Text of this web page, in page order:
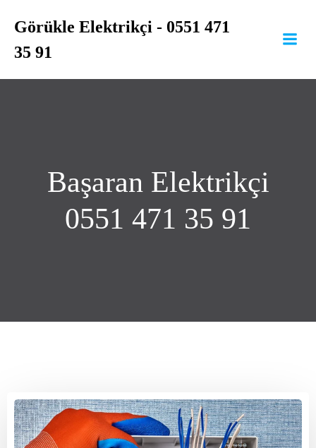
geç
Görükle Elektrikçi - 0551 471
35 91
Başaran Elektrikçi
0551 471 35 91